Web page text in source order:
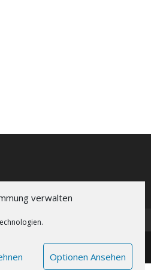
verwalten
Optionen Ansehen